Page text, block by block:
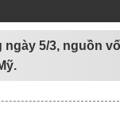
5/3, nguồn